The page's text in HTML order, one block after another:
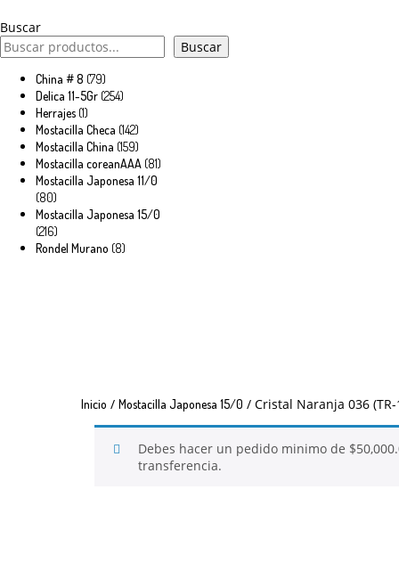
Buscar
Buscar
China # 8 7979
productos
Delica 11-5Gr 254254
Herrajes 11
producto
Mostacilla Checa 142142
productos
Mostacilla China 159159
productos
Mostacilla coreanAAA 8181
Mostacilla Japonesa 11/0
8080
productos
Mostacilla Japonesa 15/0
216216
productos
Rondel Murano 88
Inicio / Mostacilla Japonesa 15/0 / Cristal Naranja 036 (TR-
Debes hacer un pedido minimo de $
transferencia.